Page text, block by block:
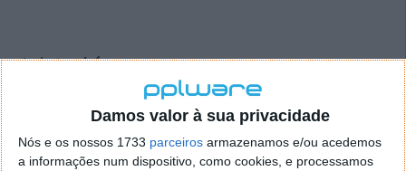
Damos valor à sua privacidade
Nós e os nossos 1733 parceiros armazenamos e/ou acedemos
a informações num dispositivo, como cookies, e processamos
Leia também: